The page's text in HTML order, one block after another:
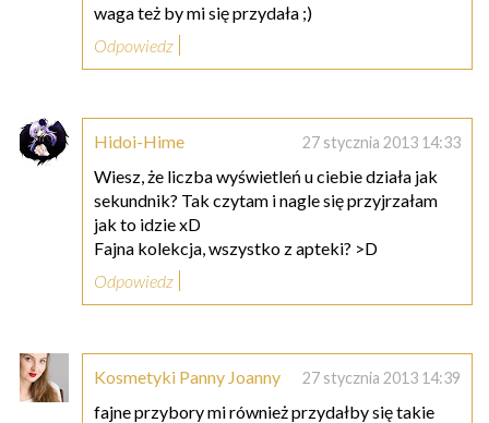
waga też by mi się przydała ;)
Odpowiedz
Hidoi-Hime 27 stycznia 2013 14:33
Wiesz, że liczba wyświetleń u ciebie działa jak
sekundnik? Tak czytam i nagle się przyjrzałam
jak to idzie xD
Fajna kolekcja, wszystko z apteki? >D
Odpowiedz
Kosmetyki Panny Joanny 27 stycznia 2013 14:39
fajne przybory mi również przydałby się takie